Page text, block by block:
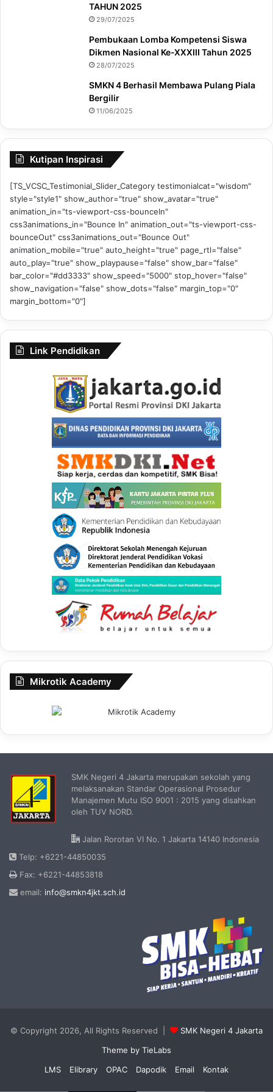
TAHUN 2025
29/07/2025
Pembukaan Lomba Kompetensi Siswa
Dikmen Nasional Ke-XXXIII Tahun 2025
28/07/2025
SMKN 4 Berhasil Membawa Pulang Piala
Bergilir
11/06/2025
Kutipan Inspirasi
[TS_VCSC_Testimonial_Slider_Category testimonialcat="wisdom"
style="style1" show_author="true" show_avatar="true"
animation_in="ts-viewport-css-bounceIn"
css3animations_in="Bounce In" animation_out="ts-viewport-css-
bounceOut" css3animations_out="Bounce Out"
animation_mobile="true" auto_height="true" page_rtl="false"
auto_play="true" show_playpause="false" show_bar="false"
bar_color="#dd3333" show_speed="5000" stop_hover="false"
show_navigation="false" show_dots="false" margin_top="0"
margin_bottom="0"]
Link Pendidikan
Mikrotik Academy
SMK Negeri 4 Jakarta merupakan sekolah yang
melaksanakan Standar Operasional Prosedur
Manajemen Mutu ISO 9001 : 2015 yang disahkan
oleh TUV NORD.
Jalan Rorotan VI No. 1 Jakarta 14140 Indonesia
Telp: +6221-44850035
Fax: +6221-44853818
email: info@smkn4jkt.sch.id
© Copyright 2026, All Rights Reserved |
SMK Negeri 4 Jakarta
Theme by TieLabs
LMS
Elibrary OPAC Dapodik Email Kontak